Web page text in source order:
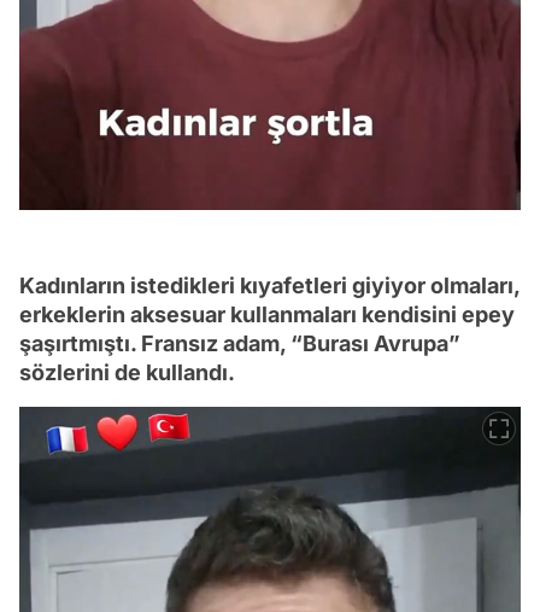
Kadınların istedikleri kıyafetleri giyiyor olmaları,
erkeklerin aksesuar kullanmaları kendisini epey
şaşırtmıştı. Fransız adam, “Burası Avrupa”
sözlerini de kullandı.